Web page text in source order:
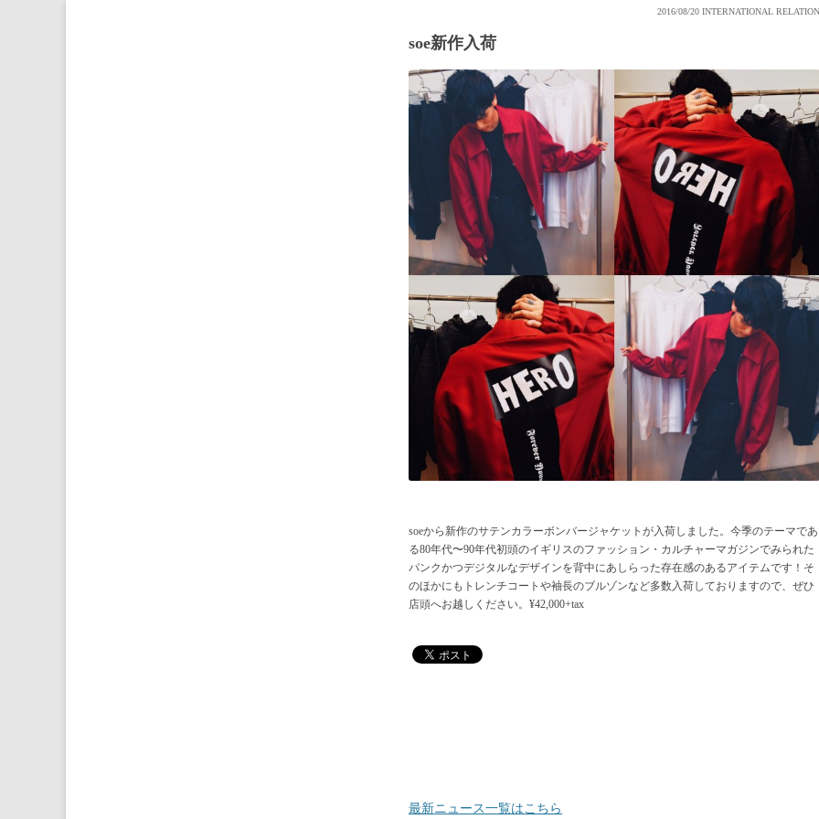
2016/08/20 INTERNATIONAL RELATION
soe新作入荷
soeから新作のサテンカラーボンバージャケットが入荷しました。今季のテーマであ
る80年代〜90年代初頭のイギリスのファッション・カルチャーマガジンでみられた
パンクかつデジタルなデザインを背中にあしらった存在感のあるアイテムです！そ
のほかにもトレンチコートや袖長のブルゾンなど多数入荷しておりますので、ぜひ
店頭へお越しください。¥42,000+tax
最新ニュース一覧はこちら